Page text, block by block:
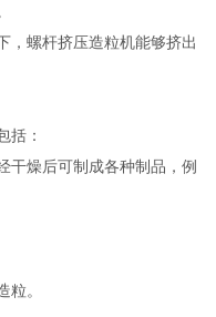
，螺杆挤压造粒机能够挤出
括：
干燥后可制成各种制品，例
粒‌。